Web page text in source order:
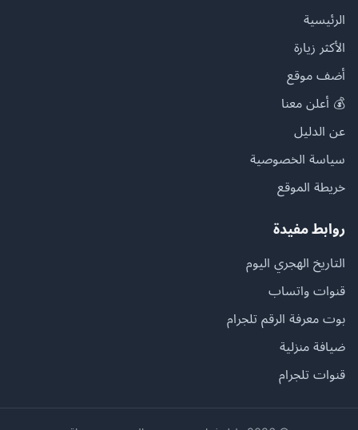
الرئيسية
الأكثر زيارة
أضف موقع
💰 أعلن معنا
عن الدليل
سياسة الخصوصية
خريطة الموقع
روابط مفيدة
التاريخ الهجري اليوم
قنوات واتساب
بوت معرفة الرقم تلجرام
ضيافة منزلية
قنوات تلجرام